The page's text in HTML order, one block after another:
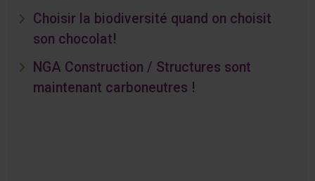
Choisir la biodiversité quand on choisit
son chocolat!
NGA Construction / Structures sont
maintenant carboneutres !